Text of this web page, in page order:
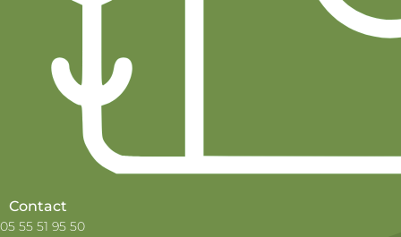
Contact
05 55 51 95 50